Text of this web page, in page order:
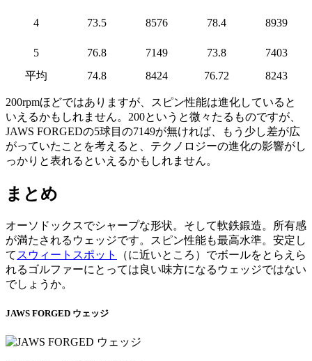
4 73.5 8576 78.4 8939
5 76.8 7149 73.8
7403
平均
74.8 8424 76.72 8243
200rpmほどではありますが、スピン性能は進化していると
いえるかもしれません。200というと微々たるものですが、
JAWS FORGEDの5球目の7149が無ければ、もう少し差が広
がっていたことを考えると、テクノロジーの進化の影響がし
っかりと表れるといえるかもしれません。
まとめ
オーソドックスでシャープな形状。そして軟鉄鍛造。所有感
が満たされるウェッジです。スピン性能も最高水準。安定し
て スウィートスポット
（に近いところ）でボールをとらえら
れるゴルファーにとっては良い味方になるウェッジではない
でしょうか。
JAWS FORGED ウェッジ